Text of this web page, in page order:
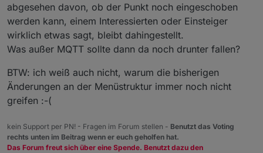
Aber diese Diskussion hatten wir bei Zigbee
und jetzt bei MQTT - also Protokolle
Ich muss mir nochmal die "Struktur hinter der
Doku" ansehen, ob da nicht auch schon was
den Adaptern geworden ist
Eine allgemeine Dokumentation, und nicht auf einen
oder zwei Adapter abgestimmte.
So grob kann man das auch in meiner bisher
erstelltenDokuerkennen.
abgesehen davon, ob der Punkt noch eingeschoben
werden kann, einem Interessierten oder Einsteiger
wirklich etwas sagt, bleibt dahingestellt.
Was außer MQTT sollte dann da noch drunter fallen?
BTW: ich weiß auch nicht, warum die bisherigen
Änderungen an der Menüstruktur immer noch nicht
greifen :-(
kein Support per PN! - Fragen im Forum stellen - Benutzt das Voting
rechts unten im Beitrag wenn er euch geholfen hat.
Das Forum freut sich über eine Spende. Benutzt dazu den